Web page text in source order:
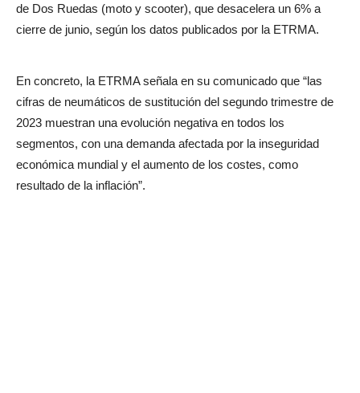
de Dos Ruedas (moto y scooter), que desacelera un 6% a
cierre de junio, según los datos publicados por la ETRMA.
En concreto, la ETRMA señala en su comunicado que “las
cifras de neumáticos de sustitución del segundo trimestre de
2023 muestran una evolución negativa en todos los
segmentos, con una demanda afectada por la inseguridad
económica mundial y el aumento de los costes, como
resultado de la inflación”.